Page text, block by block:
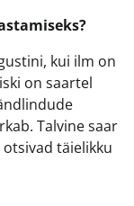
kui ilm on
on saartel
Talvine saar
täielikku